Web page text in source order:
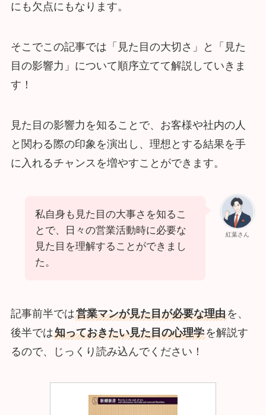
にも欠点にもなります。
そこでこの記事では「見た目の大切さ」と「見た
目の影響力」について順序立てて解説していきま
す！
見た目の影響力を知ることで、お客様や社内の人
と関わる際の印象を演出し、理想とする結果を手
に入れるチャンスを増やすことができます。
紅葉さん
私自身も見た目の大事さを知るこ
とで、日々の営業活動時に必要な
見た目を理解することができまし
た。
記事前半では営業マンが見た目が必要な理由を、
後半では知っておきたい見た目の心理学を解説す
るので、じっくり読み込んでください！